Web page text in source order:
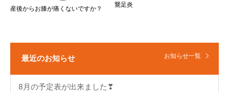
産後からお膝が痛くないですか？
鵞足炎
最近のお知らせ お知らせ一覧
8月の予定表が出来ました❣